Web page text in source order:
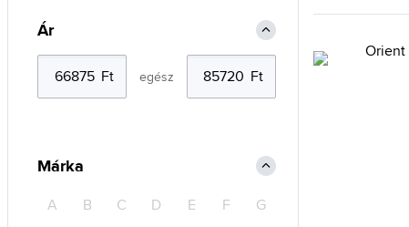
Ár
egész
Márka
A B C D E F
G